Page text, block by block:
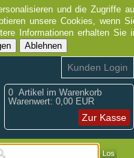
und die Zugriffe
unsere Cookies, wenn
Informationen erhalten Sie
Ablehnen
0 Artikel im Warenkorb
Warenwert: 0,00 EUR
Zur Kasse
Kunden Login
Los